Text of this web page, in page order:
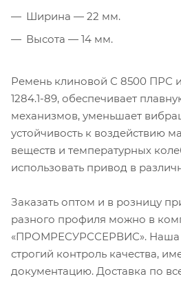
Ширина — 22 мм.
Высота — 14 мм.
Ремень клиновой С 8500 ПРС
1284.1-89, обеспечивает
механизмов, уменьшает
устойчивость к воздействию
веществ и температурных
использовать привод в
Заказать оптом и в розницу
разного профиля можно в
«ПРОМРЕСУРССЕРВИС». Наша
строгий контроль качества,
документацию. Доставка по